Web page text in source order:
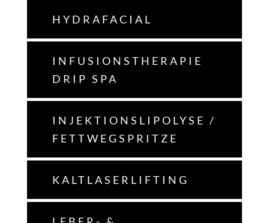
HYDRAFACIAL
INFUSIONSTHERAPIE
DRIP SPA
INJEKTIONSLIPOLYSE /
FETTWEGSPRITZE
KALTLASERLIFTING